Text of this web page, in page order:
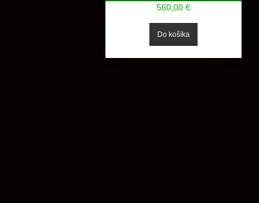
560,00 €